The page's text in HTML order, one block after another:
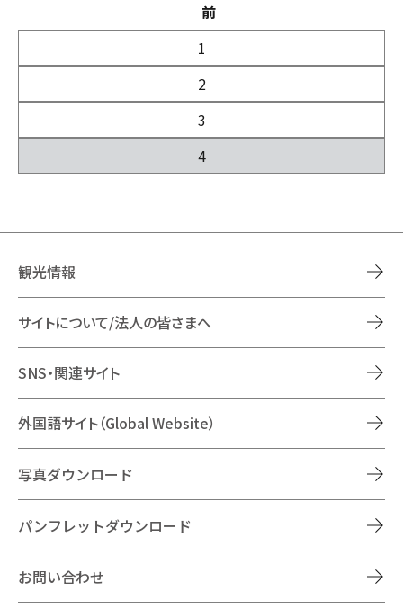
前
1
2
3
4
観光情報
サイトについて/法人の皆さまへ
SNS・関連サイト
外国語サイト（Global Website）
写真ダウンロード
パンフレットダウンロード
お問い合わせ